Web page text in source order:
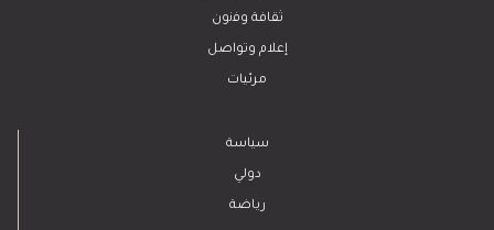
ﺛﻘﺎﻓﺔ وﻓﻧون
إعلام وتواصل
مرئيات
سياسة
دولي
رياضة